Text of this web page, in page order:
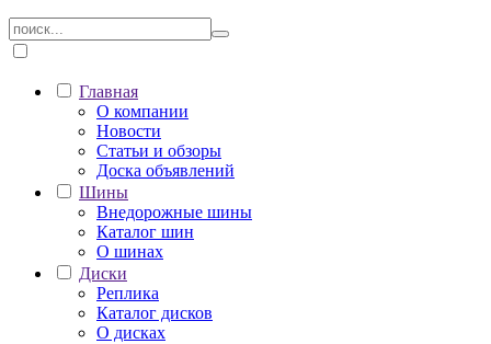
Главная
О компании
Новости
Статьи и обзоры
Доска объявлений
Шины
Внедорожные шины
Каталог шин
О шинах
Диски
Реплика
Каталог дисков
О дисках